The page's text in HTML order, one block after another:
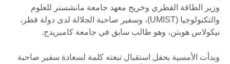
وزير الطاقة القطري وخريج معهد جامعة مانشستر للعلوم
والتكنولوجيا (UMIST)، وسفير صاحبة الجلالة لدى دولة قطر،
نيكولاس هوبتن، وهو طالب سابق في جامعة كامبريدج.
وبدأت الأمسية بحفل استقبال تبعته كلمة لسعادة سفير صاحبة